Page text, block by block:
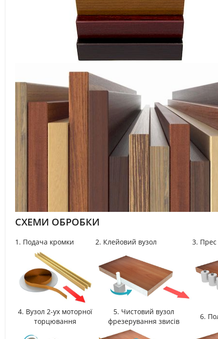
СХЕМИ ОБРОБКИ
1. Подача кромки 2. Клейовий вузол 3. Прес
4. Вузол 2-ух моторної
торцювання
5. Чистовий вузол
фрезерування звисів
6.